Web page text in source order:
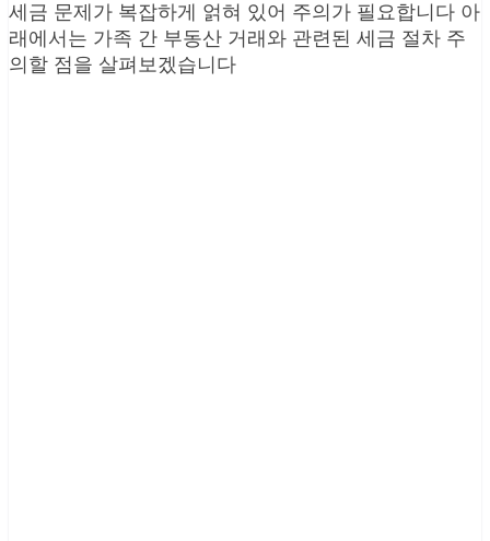
세금 문제가 복잡하게 얽혀 있어 주의가 필요합니다 아
래에서는 가족 간 부동산 거래와 관련된 세금 절차 주
의할 점을 살펴보겠습니다